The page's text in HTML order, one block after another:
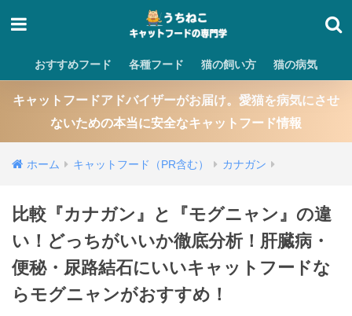
おすすめフード 各種フード 猫の飼い方 猫の病気
キャットフードアドバイザーがお届け。愛猫を病気にさせ
ないための本当に安全なキャットフード情報
ホーム キャットフード（PR含む） カナガン
比較『カナガン』と『モグニャン』の違
い！どっちがいいか徹底分析！肝臓病・
便秘・尿路結石にいいキャットフードな
らモグニャンがおすすめ！